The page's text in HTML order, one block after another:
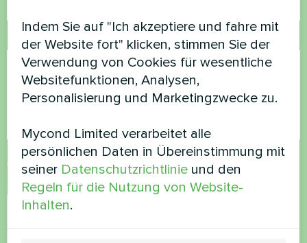
Kommentar
Datenschutzbestimmungen akzeptieren
Sicherheitsüberprüfung*
Indem Sie auf "Ich akzeptiere und fahre mit
der Website fort" klicken, stimmen Sie der
Verwendung von Cookies für wesentliche
Websitefunktionen, Analysen,
Personalisierung und Marketingzwecke zu.
Mycond Limited verarbeitet alle
persönlichen Daten in Übereinstimmung mit
seiner Datenschutzrichtlinie und den
Regeln für die Nutzung von Website-
Inhalten.